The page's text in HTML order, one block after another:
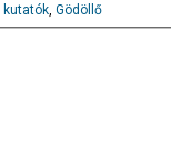
kutatók, Gödöllő